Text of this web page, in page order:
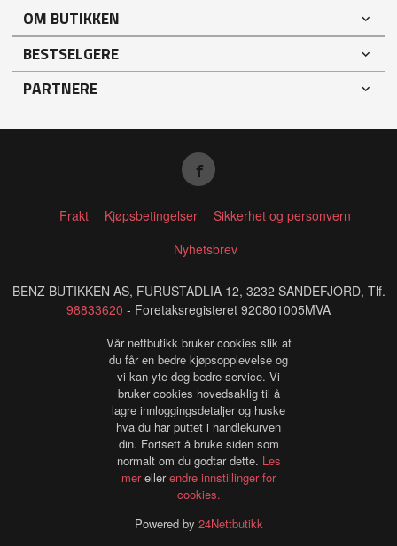
OM BUTIKKEN
BESTSELGERE
PARTNERE
Frakt Kjøpsbetingelser
Sikkerhet og personvern
Nyhetsbrev
BENZ BUTIKKEN AS, FURUSTADLIA 12, 3232 SANDEFJORD, Tlf.
98833620 - Foretaksregisteret 920801005MVA
Vår nettbutikk bruker cookies slik at
du får en bedre kjøpsopplevelse og
vi kan yte deg bedre service. Vi
bruker cookies hovedsaklig til å
lagre innloggingsdetaljer og huske
hva du har puttet i handlekurven
din. Fortsett å bruke siden som
normalt om du godtar dette. Les
merellerendre innstillinger for
cookies.
Powered by 24Nettbutikk